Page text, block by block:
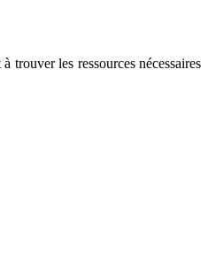
les ressources nécessaires